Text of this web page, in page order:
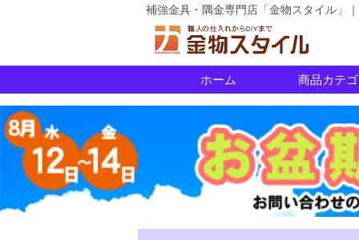
補強金具・隅金専門店「金物スタイル」
ホーム 商品カテ